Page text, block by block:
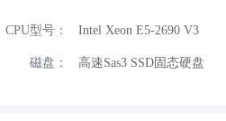
CPU型号： Intel Xeon E5-2690 V3
磁盘： 高速Sas3 SSD固态硬盘